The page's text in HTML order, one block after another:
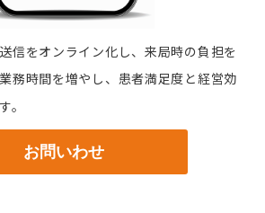
信をオンライン化し、来局時の負担を
務時間を増やし、患者満足度と経営効
。
お問いわせ